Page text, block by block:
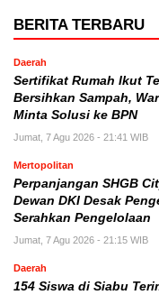
BERITA TERBARU
Daerah
Sertifikat Rumah Ikut
Bersihkan Sampah,
Minta Solusi ke BPN
Jumat, 7 Agu 2026 - 21:41 WIB
Mertopolitan
Perpanjangan SHGB
Dewan DKI Desak
Serahkan Pengelolaan
Jumat, 7 Agu 2026 - 21:15 WIB
Daerah
154 Siswa di Siabu